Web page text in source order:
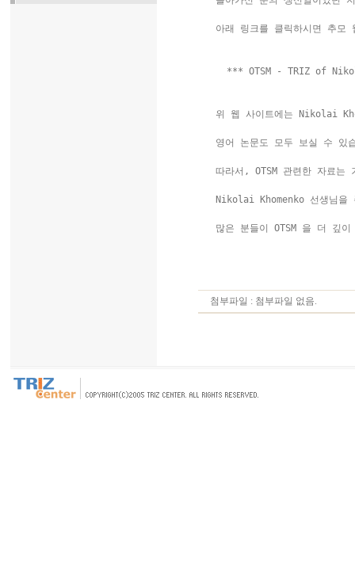
아래 링크를 클릭하시면 추모
*** OTSM - TRIZ of
위 웹 사이트에는 Nikolai
영어 논문도 모두 보실 수 있
따라서, OTSM 관련한 자료는
Nikolai Khomenko 선생님을
많은 분들이 OTSM 을 더 깊
첨부파일 : 첨부파일 없음.